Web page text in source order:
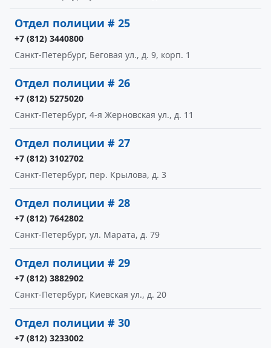
Отдел полиции # 25
+7 (812) 3440800
Санкт-Петербург, Беговая ул., д. 9, корп. 1
Отдел полиции # 26
+7 (812) 5275020
Санкт-Петербург, 4-я Жерновская ул., д. 11
Отдел полиции # 27
+7 (812) 3102702
Санкт-Петербург, пер. Крылова, д. 3
Отдел полиции # 28
+7 (812) 7642802
Санкт-Петербург, ул. Марата, д. 79
Отдел полиции # 29
+7 (812) 3882902
Санкт-Петербург, Киевская ул., д. 20
Отдел полиции # 30
+7 (812) 3233002